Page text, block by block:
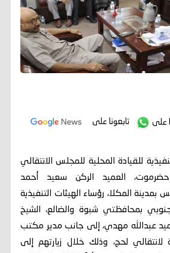
على تابعونا على
للقيادة المحلية للمجلس الانتقالي
حضرموت، العميد الركن سعيد أحمد
بمدينة المكلا، رؤساء الهيئات التنفيذية
بمحافظتي شبوة والضالع، الشيخ
عبدالله مهدي، إلى جانب مدير مكتب
لانتقالي لحج، وذلك خلال زيارتهم إلى